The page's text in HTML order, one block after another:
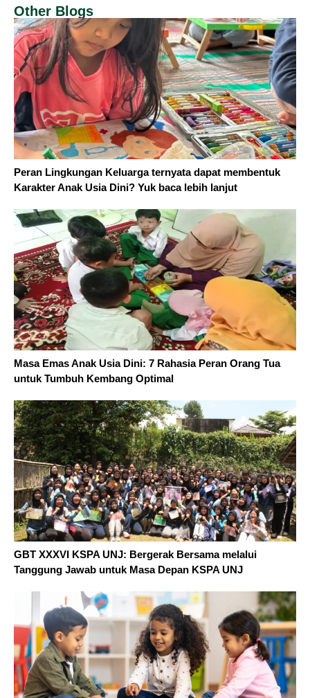
Other Blogs
Peran Lingkungan Keluarga ternyata dapat membentuk
Karakter Anak Usia Dini? Yuk baca lebih lanjut
Masa Emas Anak Usia Dini: 7 Rahasia Peran Orang Tua
untuk Tumbuh Kembang Optimal
GBT XXXVI KSPA UNJ: Bergerak Bersama melalui
Tanggung Jawab untuk Masa Depan KSPA UNJ